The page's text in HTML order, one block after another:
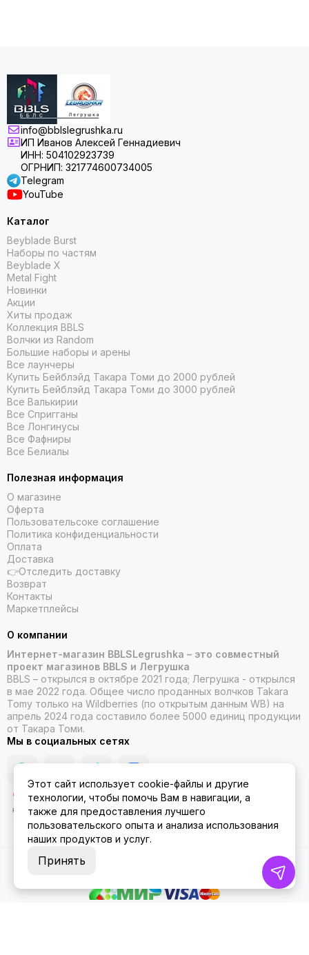
info@bblslegrushka.ru
ИП Иванов Алексей Геннадиевич
ИНН: 504102923739
ОГРНИП: 321774600734005
Telegram
YouTube
Каталог
Beyblade Burst
Наборы по частям
Beyblade X
Metal Fight
Новинки
Акции
Хиты продаж
Коллекция BBLS
Волчки из Random
Большие наборы и арены
Все лаунчеры
Купить Бейблэйд Такара Томи до 2000 рублей
Купить Бейблэйд Такара Томи до 3000 рублей
Все Валькирии
Все Спригганы
Все Лонгинусы
Все Фафниры
Все Белиалы
Полезная информация
О магазине
Оферта
Пользовательсоке соглашение
Политика конфиденциальности
Оплата
Доставка
👉Отследить доставку
Возврат
Контакты
Маркетплейсы
О компании
Интернет-магазин BBLSLegrushka – это совместный
проект магазинов BBLS и Легрушка
BBLS – открылся в октябре 2021 года; Легрушка - открылся
в мае 2022 года. Общее число проданных волчков Takara
Tomy только на Wildberries (по открытым данным WB) на
апрель 2024 года составило более 5000 единиц продукции
от Такара Томи.
Мы в социальных сетях
2026 © ББЛСЛегрушка.
Этот сайт использует cookie-файлы и другие
технологии, чтобы помочь Вам в навигации, а
также для предоставления лучшего
пользовательского опыта и анализа использования
наших продуктов и услуг.
Принять